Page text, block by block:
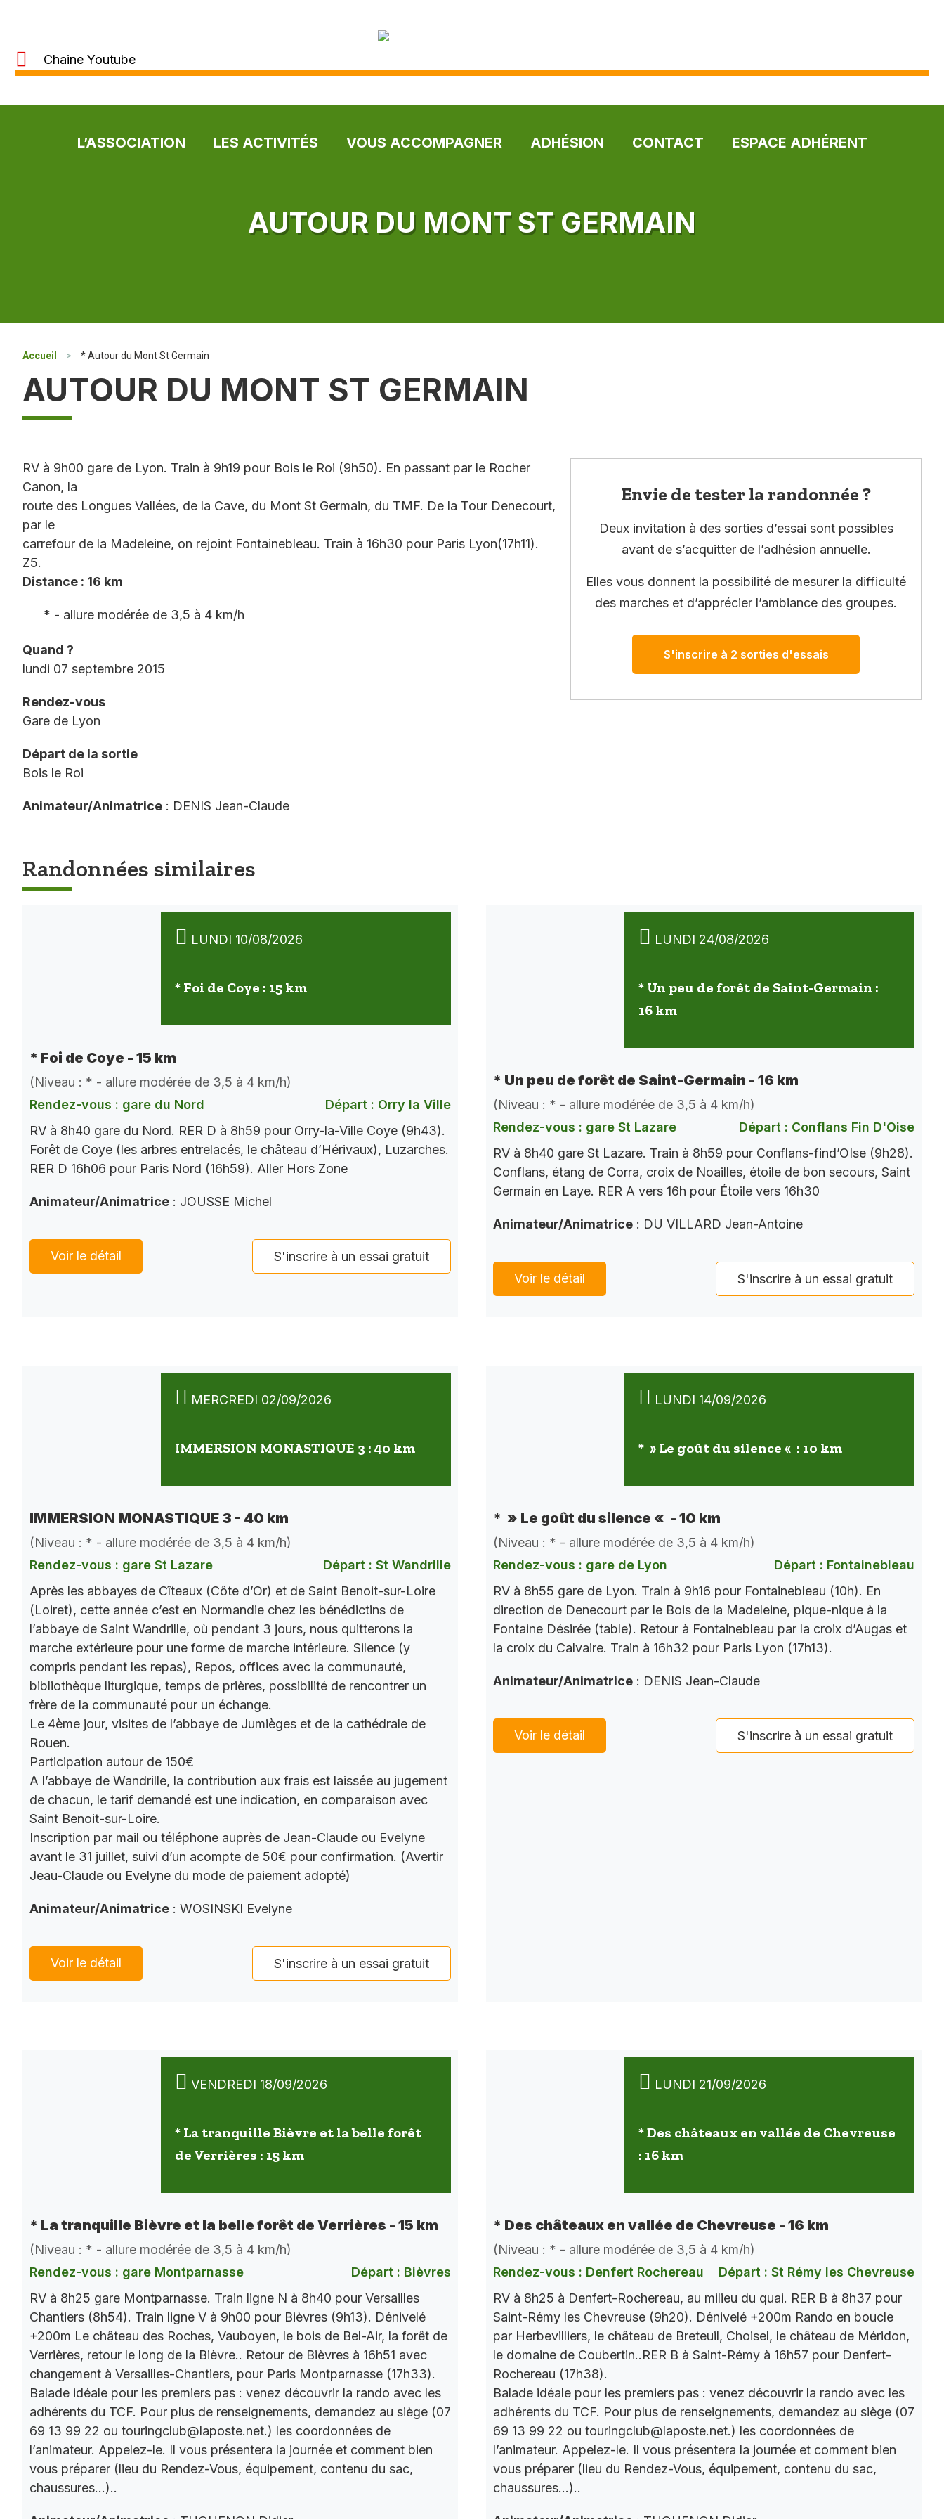
Chaine Youtube
L’ASSOCIATION LES ACTIVITÉS VOUS ACCOMPAGNER ADHÉSION CONTACT ESPACE ADHÉRENT
AUTOUR DU MONT ST GERMAIN
Accueil > * Autour du Mont St Germain
AUTOUR DU MONT ST GERMAIN
RV à 9h00 gare de Lyon. Train à 9h19 pour Bois le Roi (9h50). En passant par le Rocher
Canon, la
route des Longues Vallées, de la Cave, du Mont St Germain, du TMF. De la Tour Denecourt,
par le
carrefour de la Madeleine, on rejoint Fontainebleau. Train à 16h30 pour Paris Lyon(17h11).
Z5.
Distance : 16 km
* - allure modérée de 3,5 à 4 km/h
Quand ?
lundi 07 septembre 2015
Rendez-vous
Gare de Lyon
Départ de la sortie
Bois le Roi
Animateur/Animatrice : DENIS Jean-Claude
Envie de tester la randonnée ?
Deux invitation à des sorties d’essai sont possibles
avant de s’acquitter de l’adhésion annuelle.
Elles vous donnent la possibilité de mesurer la difficulté
des marches et d’apprécier l’ambiance des groupes.
S'inscrire à 2 sorties d'essais
Randonnées similaires
LUNDI 10/08/2026
* Foi de Coye : 15 km
* Foi de Coye - 15 km
(Niveau : * - allure modérée de 3,5 à 4 km/h)
Rendez-vous : gare du Nord
Départ : Orry la Ville
RV à 8h40 gare du Nord. RER D à 8h59 pour Orry-la-Ville Coye (9h43).
Forêt de Coye (les arbres entrelacés, le château d’Hérivaux), Luzarches.
RER D 16h06 pour Paris Nord (16h59). Aller Hors Zone
Animateur/Animatrice : JOUSSE Michel
Voir le détail S'inscrire à un essai gratuit
LUNDI 24/08/2026
* Un peu de forêt de Saint-Germain :
16 km
* Un peu de forêt de Saint-Germain - 16 km
(Niveau : * - allure modérée de 3,5 à 4 km/h)
Rendez-vous : gare St Lazare
Départ : Conflans Fin D'Oise
RV à 8h40 gare St Lazare. Train à 8h59 pour Conflans-find’OIse (9h28).
Conflans, étang de Corra, croix de Noailles, étoile de bon secours, Saint
Germain en Laye. RER A vers 16h pour Étoile vers 16h30
Animateur/Animatrice : DU VILLARD Jean-Antoine
Voir le détail S'inscrire à un essai gratuit
MERCREDI 02/09/2026
IMMERSION MONASTIQUE 3 : 40 km
IMMERSION MONASTIQUE 3 - 40 km
(Niveau : * - allure modérée de 3,5 à 4 km/h)
Rendez-vous : gare St Lazare
Départ : St Wandrille
Après les abbayes de Cîteaux (Côte d’Or) et de Saint Benoit-sur-Loire
(Loiret), cette année c’est en Normandie chez les bénédictins de
l’abbaye de Saint Wandrille, où pendant 3 jours, nous quitterons la
marche extérieure pour une forme de marche intérieure. Silence (y
compris pendant les repas), Repos, offices avec la communauté,
bibliothèque liturgique, temps de prières, possibilité de rencontrer un
frère de la communauté pour un échange.
Le 4ème jour, visites de l’abbaye de Jumièges et de la cathédrale de
Rouen.
Participation autour de 150€
A l’abbaye de Wandrille, la contribution aux frais est laissée au jugement
de chacun, le tarif demandé est une indication, en comparaison avec
Saint Benoit-sur-Loire.
Inscription par mail ou téléphone auprès de Jean-Claude ou Evelyne
avant le 31 juillet, suivi d’un acompte de 50€ pour confirmation. (Avertir
Jeau-Claude ou Evelyne du mode de paiement adopté)
Animateur/Animatrice : WOSINSKI Evelyne
Voir le détail S'inscrire à un essai gratuit
LUNDI 14/09/2026
* » Le goût du silence « : 10 km
* » Le goût du silence « - 10 km
(Niveau : * - allure modérée de 3,5 à 4 km/h)
Rendez-vous : gare de Lyon
Départ : Fontainebleau
RV à 8h55 gare de Lyon. Train à 9h16 pour Fontainebleau (10h). En
direction de Denecourt par le Bois de la Madeleine, pique-nique à la
Fontaine Désirée (table). Retour à Fontainebleau par la croix d’Augas et
la croix du Calvaire. Train à 16h32 pour Paris Lyon (17h13).
Animateur/Animatrice : DENIS Jean-Claude
Voir le détail S'inscrire à un essai gratuit
VENDREDI 18/09/2026
* La tranquille Bièvre et la belle forêt
de Verrières : 15 km
* La tranquille Bièvre et la belle forêt de Verrières - 15 km
(Niveau : * - allure modérée de 3,5 à 4 km/h)
Rendez-vous : gare Montparnasse
Départ : Bièvres
RV à 8h25 gare Montparnasse. Train ligne N à 8h40 pour Versailles
Chantiers (8h54). Train ligne V à 9h00 pour Bièvres (9h13). Dénivelé
+200m Le château des Roches, Vauboyen, le bois de Bel-Air, la forêt de
Verrières, retour le long de la Bièvre.. Retour de Bièvres à 16h51 avec
changement à Versailles-Chantiers, pour Paris Montparnasse (17h33).
Balade idéale pour les premiers pas : venez découvrir la rando avec les
adhérents du TCF. Pour plus de renseignements, demandez au siège (07
69 13 99 22 ou touringclub@laposte.net.) les coordonnées de
l’animateur. Appelez-le. Il vous présentera la journée et comment bien
vous préparer (lieu du Rendez-Vous, équipement, contenu du sac,
chaussures…)..
LUNDI 21/09/2026
* Des châteaux en vallée de Chevreuse
: 16 km
* Des châteaux en vallée de Chevreuse - 16 km
(Niveau : * - allure modérée de 3,5 à 4 km/h)
Rendez-vous : Denfert Rochereau
Départ : St Rémy les Chevreuse
RV à 8h25 à Denfert-Rochereau, au milieu du quai. RER B à 8h37 pour
Saint-Rémy les Chevreuse (9h20). Dénivelé +200m Rando en boucle
par Herbevilliers, le château de Breteuil, Choisel, le château de Méridon,
le domaine de Coubertin..RER B à Saint-Rémy à 16h57 pour Denfert-
Rochereau (17h38).
Balade idéale pour les premiers pas : venez découvrir la rando avec les
adhérents du TCF. Pour plus de renseignements, demandez au siège (07
69 13 99 22 ou touringclub@laposte.net.) les coordonnées de
l’animateur. Appelez-le. Il vous présentera la journée et comment bien
vous préparer (lieu du Rendez-Vous, équipement, contenu du sac,
chaussures…)..